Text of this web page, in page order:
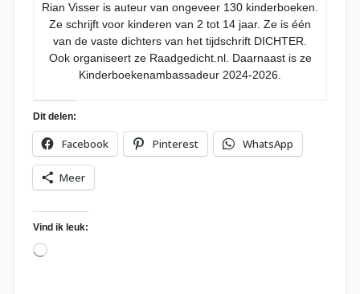
Rian Visser is auteur van ongeveer 130 kinderboeken.
Ze schrijft voor kinderen van 2 tot 14 jaar. Ze is één
van de vaste dichters van het tijdschrift DICHTER.
Ook organiseert ze Raadgedicht.nl. Daarnaast is ze
Kinderboekenambassadeur 2024-2026.
Dit delen:
Facebook Pinterest WhatsApp
Meer
Vind ik leuk:
Aan